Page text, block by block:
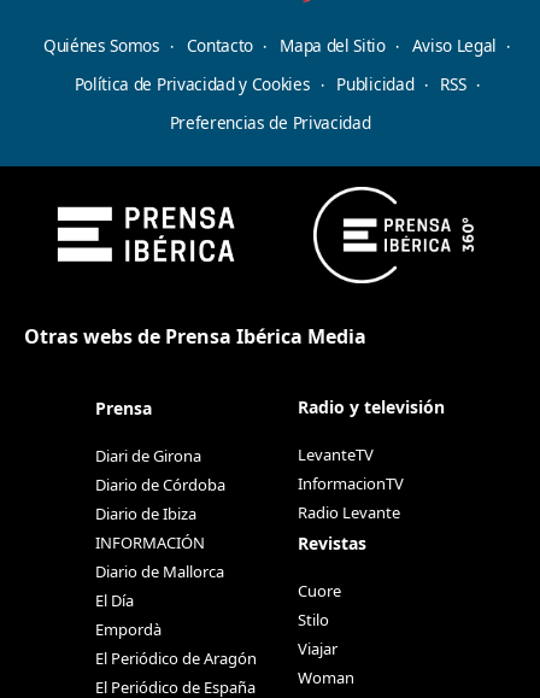
Quiénes Somos Contacto Mapa del Sitio
Aviso Legal
Política de Privacidad y Cookies
Publicidad
RSS
Preferencias de Privacidad
Otras webs de Prensa Ibérica Media
Prensa
Diari de Girona
Diario de Córdoba
Diario de Ibiza
INFORMACIÓN
Diario de Mallorca
El Día
Empordà
El Periódico de Aragón
El Periódico de España
Radio y televisión
LevanteTV
InformacionTV
Radio Levante
Revistas
Cuore
Stilo
Viajar
Woman